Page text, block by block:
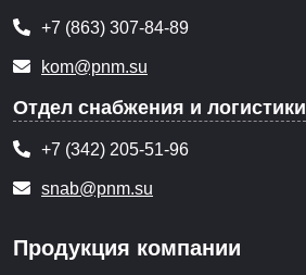
+7 (863) 307-84-89
kom@pnm.su
Отдел снабжения и логистики
+7 (342) 205-51-96
snab@pnm.su
Продукция компании